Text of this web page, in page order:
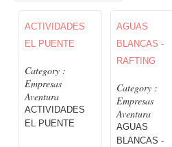
ACTIVIDADES
EL PUENTE
Category :
Empresas
Aventura
ACTIVIDADES
EL PUENTE
AGUAS
BLANCAS -
RAFTING
Category :
Empresas
Aventura
AGUAS
BLANCAS -